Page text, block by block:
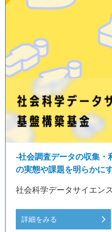
-社会調査データの収集・
の実態や課題を明らかに
社会科学データサイエン
詳細をみる